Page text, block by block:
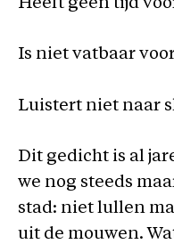
Heeft geen tijd
Is niet vatbaar
Luistert niet naar
Dit gedicht is al
we nog steeds
stad: niet lullen
uit de mouwen.